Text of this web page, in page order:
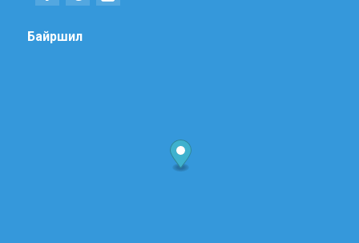
Байршил